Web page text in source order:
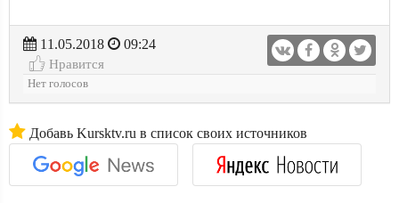
11.05.2018
09:24
Нравится
Нет голосов
Добавь Kursktv.ru в список своих источников